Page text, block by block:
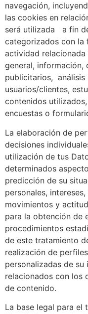
navegación,
las cookies en
será utilizada a fin
categorizados con la
actividad
general, información,
publicitarios,
usuarios/clientes,
contenidos
encuestas o
La elaboración de
decisiones
utilización de tus
determinados
predicción de su
personales,
movimientos y
para la obtención de
procedimientos
de este tratamiento
realización de
personalizadas de
relacionados con los
de contenido.
La base legal para el